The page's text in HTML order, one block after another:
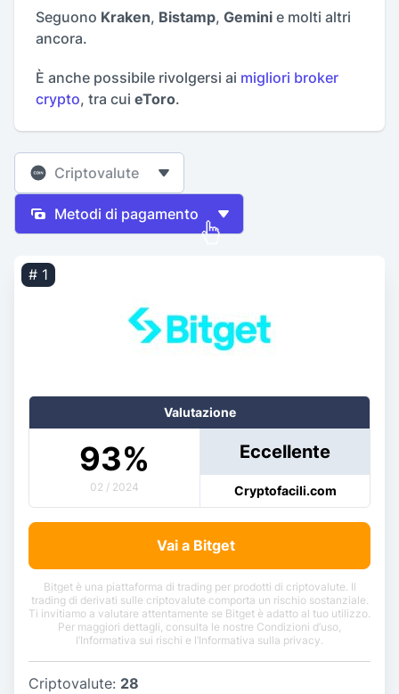
Seguono Kraken, Bistamp, Gemini e molti altri
ancora.
È anche possibile rivolgersi ai migliori broker
crypto, tra cui eToro.
Criptovalute
Metodi di pagamento
# 1
Valutazione
93%
02 / 2024
Eccellente
Cryptofacili.com
Vai a Bitget
Bitget è una piattaforma di trading per prodotti di criptovalute. Il
trading di derivati sulle criptovalute comporta un rischio sostanziale.
Ti invitiamo a valutare attentamente se Bitget è adatto al tuo utilizzo.
Per maggiori dettagli, consulta le nostre Condizioni d’uso,
l’Informativa sui rischi e l’Informativa sulla privacy.
Criptovalute: 28